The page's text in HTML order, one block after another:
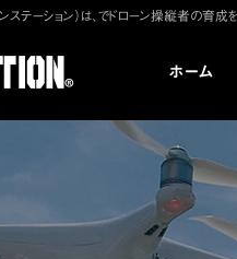
テーション）は、でドローン操縦者の育成
コ
ン
ツ
へ
ス
ホーム